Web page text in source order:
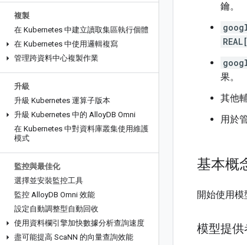
複製
在 Kubernetes 中建立讀取集區執行個體
在 Kubernetes 中使用邏輯複寫
管理跨資料中心複製作業
升級
升級 Kubernetes 運算子版本
升級 Kubernetes 中的 AlloyDB Omni
在 Kubernetes 中對資料庫叢集使用維護
模式
監控與最佳化
選擇並安裝監控工具
監控 AlloyDB Omni 效能
設定自動調整型自動回收
使用資料欄引擎加快數據分析查詢速度
盡可能提高 ScaNN 的向量查詢效能
鑰。
果。
其他
用於
基本概
開始使用模
模型提供